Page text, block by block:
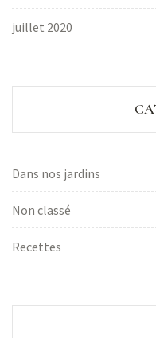
juillet 2020
Dans nos jardins
Non classé
Recettes